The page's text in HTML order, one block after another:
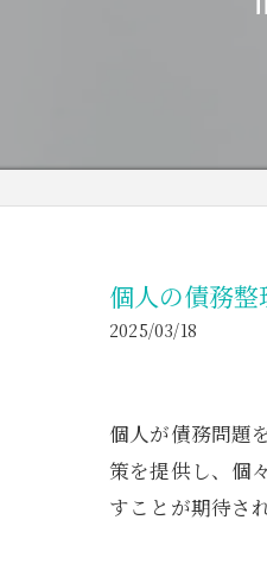
個人の債務
2025/03/18
個人が債務問題
策を提供し、個
すことが期待さ